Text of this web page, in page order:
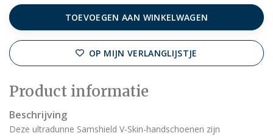
TOEVOEGEN AAN WINKELWAGEN
OP MIJN VERLANGLIJSTJE
Product informatie
Beschrijving
Deze ultradunne Samshield V-Skin-handschoenen zijn